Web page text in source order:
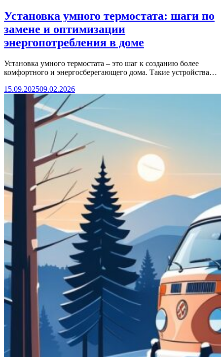
Установка умного термостата: шаги по
замене и оптимизации
энергопотребления в доме
Установка умного термостата – это шаг к созданию более
комфортного и энергосберегающего дома. Такие устройства…
15.09.202509.02.2026